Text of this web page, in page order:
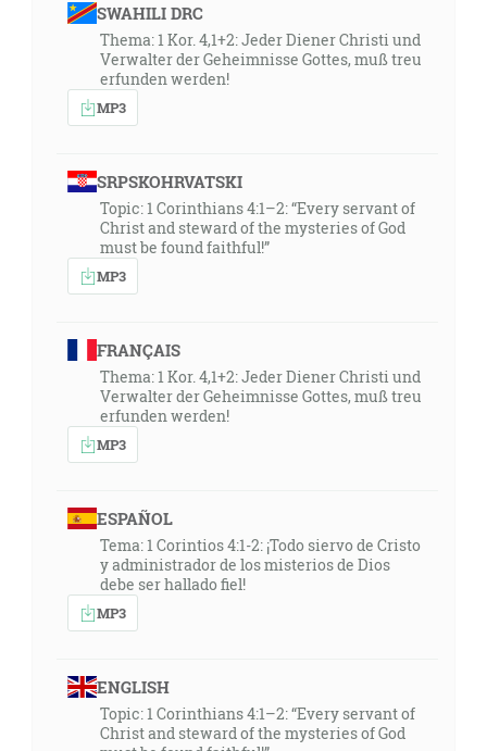
SWAHILI DRC
Thema: 1 Kor. 4,1+2: Jeder Diener Christi und
Verwalter der Geheimnisse Gottes, muß treu
erfunden werden!
MP3
SRPSKOHRVATSKI
Topic: 1 Corinthians 4:1–2: “Every servant of
Christ and steward of the mysteries of God
must be found faithful!”
MP3
FRANÇAIS
Thema: 1 Kor. 4,1+2: Jeder Diener Christi und
Verwalter der Geheimnisse Gottes, muß treu
erfunden werden!
MP3
ESPAÑOL
Tema: 1 Corintios 4:1-2: ¡Todo siervo de Cristo
y administrador de los misterios de Dios
debe ser hallado fiel!
MP3
ENGLISH
Topic: 1 Corinthians 4:1–2: “Every servant of
Christ and steward of the mysteries of God